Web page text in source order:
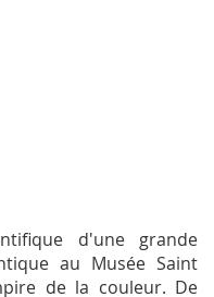
d'une grande
au Musée Saint
de la couleur. De